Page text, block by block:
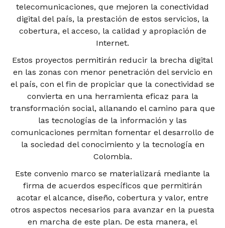
telecomunicaciones, que mejoren la conectividad
digital del país, la prestación de estos servicios, la
cobertura, el acceso, la calidad y apropiación de
Internet.
Estos proyectos permitirán reducir la brecha digital
en las zonas con menor penetración del servicio en
el país, con el fin de propiciar que la conectividad se
convierta en una herramienta eficaz para la
transformación social, allanando el camino para que
las tecnologías de la información y las
comunicaciones permitan fomentar el desarrollo de
la sociedad del conocimiento y la tecnología en
Colombia.
Este convenio marco se materializará mediante la
firma de acuerdos específicos que permitirán
acotar el alcance, diseño, cobertura y valor, entre
otros aspectos necesarios para avanzar en la puesta
en marcha de este plan. De esta manera, el